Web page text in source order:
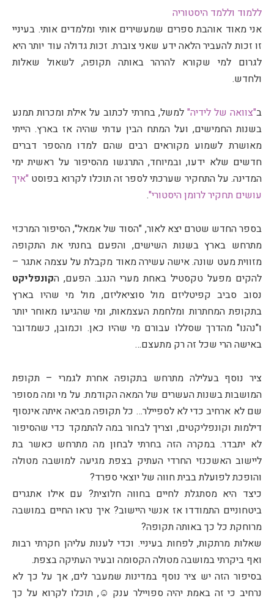
ללמוד וללמד היסטוריה
אני מאוד אוהבת ספרים שמעשירים אותי ומלמדים אותי. בעיניי
זו זכות להעביר הלאה ידע שאני צוברת. זכות גדולה עוד יותר היא
לגרום למי שקורא להרהר באותה תקופה, לשאול שאלות
ולחדש.
ב"צוואה של לידיה" למשל, בחרתי לכתוב על אילת ומכרות תמנע
בשנות החמישים, ועל המתח הבין עדתי שהיה אז בארץ. הייתי
מאושרת לשמוע מקוראים רבים שהם למדו מהספר דברים
חדשים שלא ידעו, ובמיוחד, התרגשו מהסיפור על ראשית ימי
המדינה. על התחקיר שערכתי לספר זה תוכלו לקרוא בפוסט "איך
עושים תחקיר לרומן היסטורי".
בספר החדש שטרם יצא לאור, "הסוד של אמאל", הסיפור המרכזי
מתרחש בארץ בשנות השישים, והפעם בחנתי את התקופה
מזווית מעט שונה. אישה עשירה מאוד מקבלת על עצמה אתגר –
להקים מפעל טקסטיל באחת מערי הנגב. הפעם, הקונפליקט
נסוב סביב קפיטליזם מול סוציאליזם, מול מי שהיו בארץ
בתקופת המחתרות ומלחמת העצמאות, ומי שהגיעו מאוחר יותר
ו"נהנו" מהדרך שסללו עבורם מי שהיו כאן. וכמובן, כשמדובר
באישה הרי שכל זה רק מתעצם…
ציר נוסף בעלילה מתרחש בתקופה אחרת לגמרי – תקופת
המושבות בשנות העשרים של המאה הקודמת. על מי ומה מסופר
שם לא ארחיב כדי לא לספיילר… כל תקופה מביאה איתה אינסוף
דילמות וקונפליקטים, וצריך לבחור במה להתמקד כדי שהסיפור
לא יתבדר. במקרה הזה בחרתי לבחון מה מתרחש כאשר בת
ליישוב האשכנזי החרדי העתיק בצפת מגיעה למושבה מטולה
והופכת לפועלת בבית חווה של יוצאי ספרד?
כיצד היא מסתגלת לחיים בחווה חלוצית? עם אילו אתגרים
ביטחוניים התמודדו אז אנשי היישוב? איך נראו החיים במושבה
מרוחקת כל כך באותה תקופה?
שאלות מרתקות, לפחות בעיניי. וכדי לענות עליהן חקרתי רבות
ואף ביקרתי במושבה מטולה הקסומה ובעיר העתיקה בצפת.
בסיפור הזה יש ציר נוסף במדינות שמעבר לים, אך על כך לא
נרחיב כי זה באמת יהיה ספויילר ענק ☺️, תוכלו לקרוא על כך